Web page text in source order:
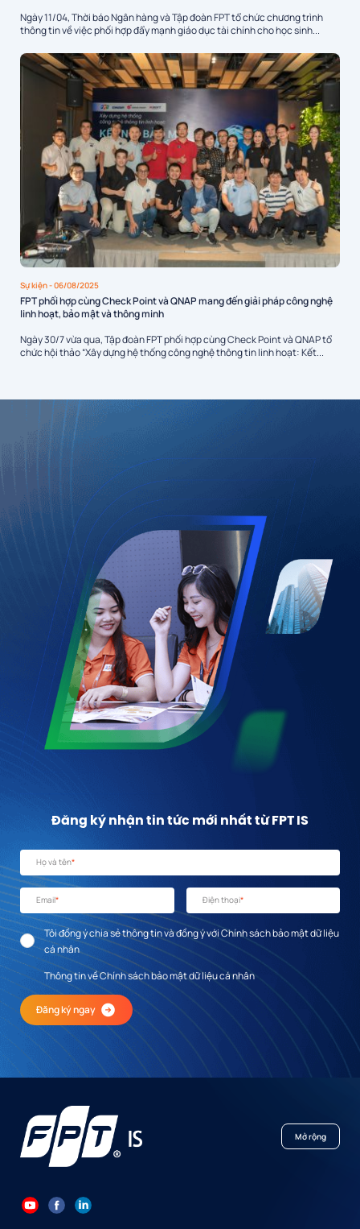
Ngày 11/04, Thời báo Ngân hàng và Tập đoàn FPT tổ chức chương trình
thông tin về việc phối hợp đẩy mạnh giáo dục tài chính cho học sinh...
Sự kiện- 06/08/2025
FPT phối hợp cùng Check Point và QNAP mang đến giải pháp công nghệ
linh hoạt, bảo mật và thông minh
Ngày 30/7 vừa qua, Tập đoàn FPT phối hợp cùng Check Point và QNAP tổ
chức hội thảo “Xây dựng hệ thống công nghệ thông tin linh hoạt: Kết...
Đăng ký nhận tin tức mới nhất từ FPT IS
Họ và tên*
Email* Điện thoại*
Tôi đồng ý chia sẻ thông tin và đồng ý với Chính sách bảo mật dữ liệu
cá nhân
Thông tin về Chính sách bảo mật dữ liệu cá nhân
Đăng ký ngay
Mở rộng